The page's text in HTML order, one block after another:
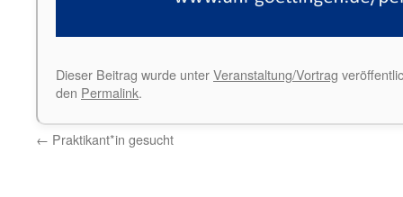
Dieser Beitrag wurde unterVeranstaltung/Vortrag
den Permalink.
← Praktikant*in gesucht